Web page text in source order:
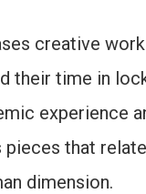
creative
their time in
experience
that
dimension.